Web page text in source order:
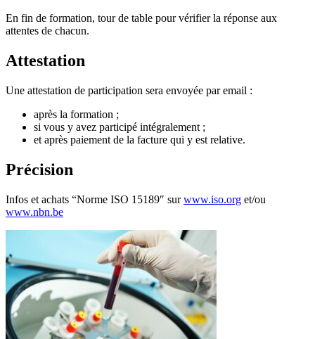
En fin de formation, tour de table pour vérifier la réponse aux
attentes de chacun.
Attestation
Une attestation de participation sera envoyée par email :
après la formation ;
si vous y avez participé intégralement ;
et après paiement de la facture qui y est relative.
Précision
Infos et achats “Norme ISO 15189″ surwww.iso.org et/ou
www.nbn.be